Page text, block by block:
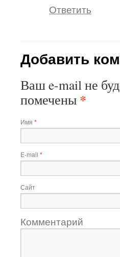
Ответить
Добавить
Ваш e-mail не
помечены *
Имя *
E-mail *
Сайт
Комментарий